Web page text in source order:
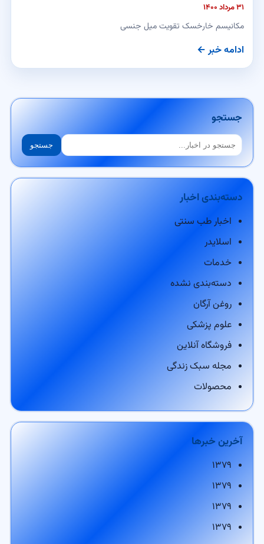
۳۱ مرداد ۱۴۰۰
مکانیسم خارخسک تقویت میل جنسی
ادامه خبر ←
جستجو
جستجو جستجو
دسته‌بندی اخبار
اخبار طب سنتی
اسلایدر
خدمات
دسته‌بندی نشده
روغن آرگان
علوم پزشکی
فروشگاه آنلاین
مجله سبک زندگی
محصولات
آخرین خبرها
۱۳۷۹
۱۳۷۹
۱۳۷۹
۱۳۷۹